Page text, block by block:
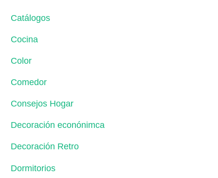
Catálogos
Cocina
Color
Comedor
Consejos Hogar
Decoración econónimca
Decoración Retro
Dormitorios